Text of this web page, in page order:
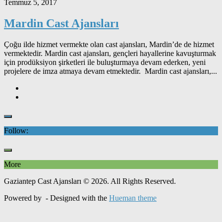
Temmuz 5, 2017
Mardin Cast Ajansları
Çoğu ilde hizmet vermekte olan cast ajansları, Mardin’de de hizmet
vermektedir. Mardin cast ajansları, gençleri hayallerine kavuşturmak
için prodüksiyon şirketleri ile buluşturmaya devam ederken, yeni
projelere de imza atmaya devam etmektedir. Mardin cast ajansları,...
Follow:
More
Gaziantep Cast Ajansları © 2026. All Rights Reserved.
Powered by - Designed with the Hueman theme